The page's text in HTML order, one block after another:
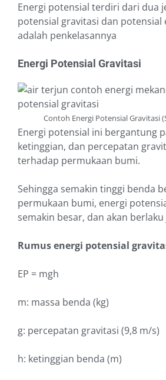
Energi potensial terdiri dari dua
potensial gravitasi dan potensial
adalah penkelasannya
Energi Potensial Gravitasi
Contoh Energi Potensial Gravitasi
Energi potensial ini bergantung
ketinggian, dan percepatan
terhadap permukaan bumi.
Sehingga semakin tinggi benda
permukaan bumi, energi
semakin besar, dan akan
Rumus energi potensial
EP = mgh
m: massa benda (kg)
g: percepatan gravitasi (9,8 m/s)
h: ketinggian benda (m)